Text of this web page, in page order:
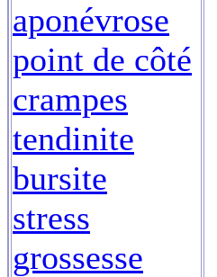
aponévrose
point de côté
crampes
tendinite
bursite
stress
grossesse